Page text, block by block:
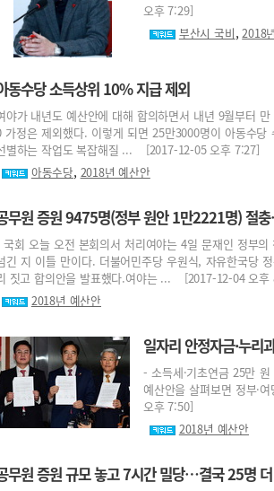
오후 7:29]
부산시 국비,2018
동수당 소득상위 10% 지급 제외
야가 내년도 예산안에 대해 합의하면서 내년 9월부터
가정은 제외했다. 이렇게 되면 25만3000명이 아동수
별하는 작업도 복잡해질 ... [2017-12-05 오후 7:27]
아동수당, 2018년 예산안
무원 증원 9475명(정부 원안 1만2221명) 절
회 오늘 오전 본회의서 처리여야는 4일 문재인 정부
긴 지 이틀 만이다. 더불어민주당 우원식, 자유한국당
짓고 합의안을 발표했다.여야는 ... [2017-12-04 오후
2018년 예산안
일자리 안정자금·누리
- 소득세·기초연금 25만
예산안을 살펴보면 정부·
오후 7:50]
2018년 예산안
무원 증원 규모 놓고 7시간 밀당…결국 25명